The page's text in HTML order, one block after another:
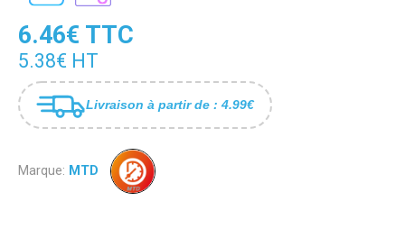
6.46€ TTC
5.38€ HT
Livraison à partir de : 4.99€
Marque: MTD